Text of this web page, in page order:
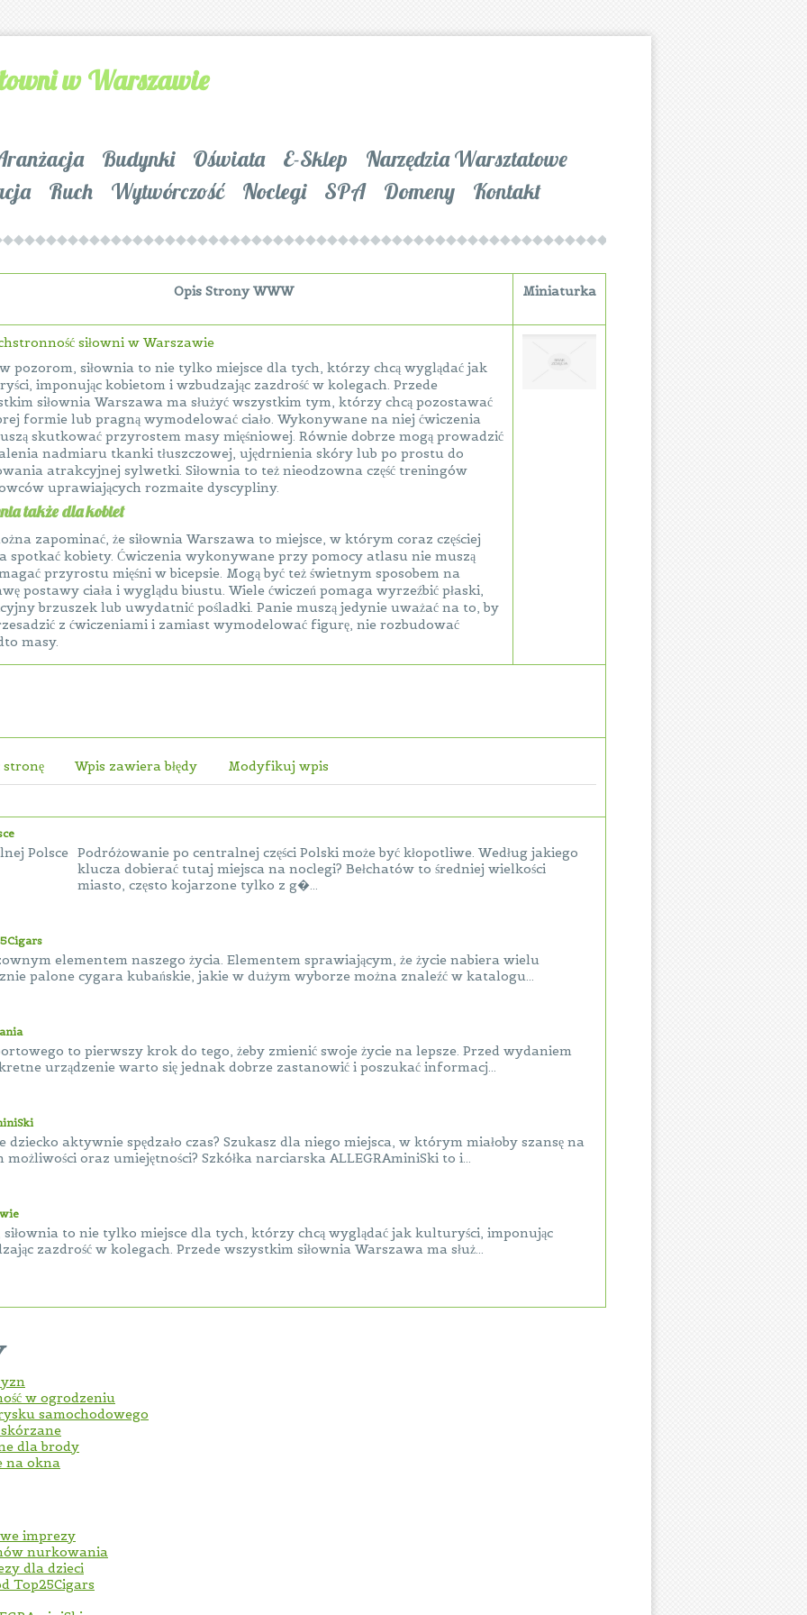
w Warszawie
Budynki Oświata E-Sklep
Narzędzia Warsztatowe
Ruch Wytwórczość Noclegi SPA Domeny Kontakt
Opis Strony WWW Miniaturka
siłowni w Warszawie
pozorom, siłownia to nie tylko miejsce dla tych, którzy chcą wyglądać jak
imponując kobietom i wzbudzając zazdrość w kolegach. Przede
siłownia Warszawa ma służyć wszystkim tym, którzy chcą pozostawać
formie lub pragną wymodelować ciało. Wykonywane na niej ćwiczenia
skutkować przyrostem masy mięśniowej. Równie dobrze mogą prowadzić
nadmiaru tkanki tłuszczowej, ujędrnienia skóry lub po prostu do
atrakcyjnej sylwetki. Siłownia to też nieodzowna część treningów
uprawiających rozmaite dyscypliny.
także dla kobiet
zapominać, że siłownia Warszawa to miejsce, w którym coraz częściej
spotkać kobiety. Ćwiczenia wykonywane przy pomocy atlasu nie muszą
przyrostu mięśni w bicepsie. Mogą być też świetnym sposobem na
postawy ciała i wyglądu biustu. Wiele ćwiczeń pomaga wyrzeźbić płaski,
brzuszek lub uwydatnić pośladki. Panie muszą jedynie uważać na to, by
z ćwiczeniami i zamiast wymodelować figurę, nie rozbudować
masy.
stronę Wpis zawiera błędy Modyfikuj wpis
Podróżowanie po centralnej części Polski może być kłopotliwe. Według jakiego
klucza dobierać tutaj miejsca na noclegi? Bełchatów to średniej wielkości
miasto, często kojarzone tylko z g�...
elementem naszego życia. Elementem sprawiającym, że życie nabiera wielu
palone cygara kubańskie, jakie w dużym wyborze można znaleźć w katalogu...
to pierwszy krok do tego, żeby zmienić swoje życie na lepsze. Przed wydaniem
urządzenie warto się jednak dobrze zastanowić i poszukać informacj...
dziecko aktywnie spędzało czas? Szukasz dla niego miejsca, w którym miałoby szansę na
oraz umiejętności? Szkółka narciarska ALLEGRAminiSki to i...
to nie tylko miejsce dla tych, którzy chcą wyglądać jak kulturyści, imponując
zazdrość w kolegach. Przede wszystkim siłownia Warszawa ma służ...
w ogrodzeniu
samochodowego
dla brody
na okna
imprezy
nurkowania
dla dzieci
Top25Cigars